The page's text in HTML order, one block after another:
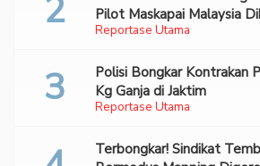
Reportase Utama
Pilot Maskapai Malaysia
70 Ribu Pil Ekstasi Di
Reportase Utama
Polisi Bongkar Kontrakan
Kg Ganja di Jaktim
Terbongkar! Sindikat